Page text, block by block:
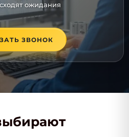
ожидания
ЗВОНОК